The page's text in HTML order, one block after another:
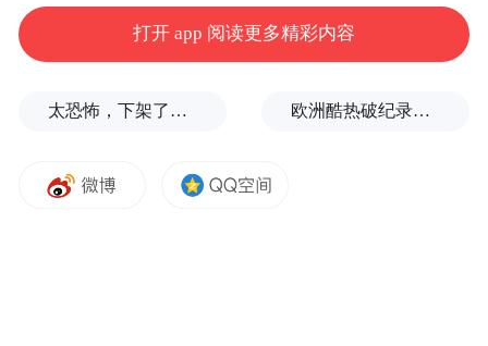
识，同时注重店内环境布置，营造浓厚的赣
菜文化氛围。
打开 app 阅读更多精彩内容
太恐怖，下架了，家长又玻璃心了？ 欧洲酷热破纪录！德国近1.2万人因高温丧生